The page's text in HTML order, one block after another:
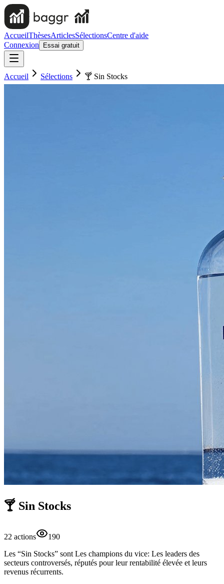
AccueilThèsesArticlesSélectionsCentre d'aide
Connexion
Essai gratuit
Accueil Sélections 🍸 Sin Stocks
🍸 Sin Stocks
22 actions
190
Les “Sin Stocks” sont Les champions du vice: Les leaders des
secteurs controversés, réputés pour leur rentabilité élevée et leurs
revenus récurrents.